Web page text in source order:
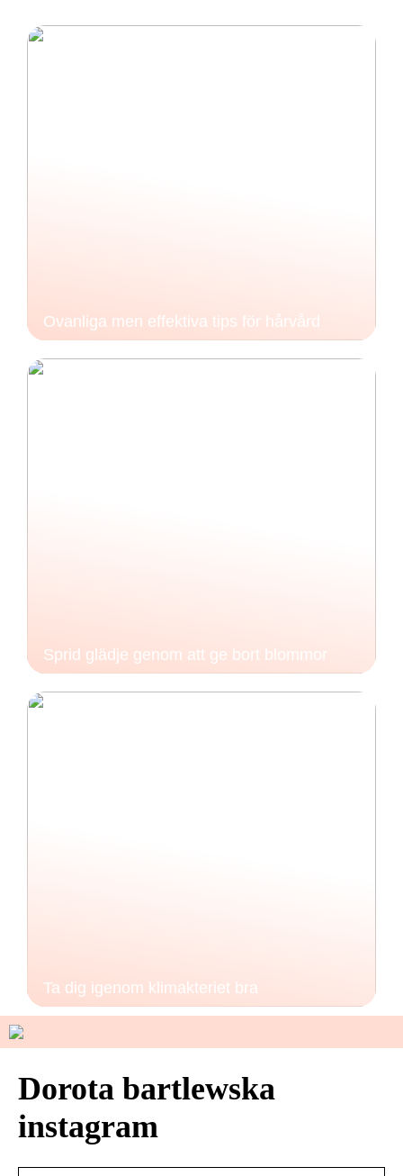
Ovanliga men effektiva tips för hårvård
Sprid glädje genom att ge bort blommor
Ta dig igenom klimakteriet bra
Dorota bartlewska
instagram